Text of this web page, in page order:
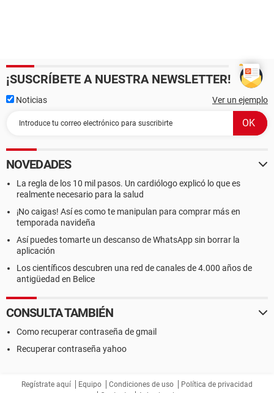
¡SUSCRÍBETE A NUESTRA NEWSLETTER!
Noticias Ver un ejemplo
NOVEDADES
La regla de los 10 mil pasos. Un cardiólogo explicó lo que es
realmente necesario para la salud
¡No caigas! Así es como te manipulan para comprar más en
temporada navideña
Así puedes tomarte un descanso de WhatsApp sin borrar la
aplicación
Los científicos descubren una red de canales de 4.000 años de
antigüedad en Belice
CONSULTA TAMBIÉN
Como recuperar contraseña de gmail
Recuperar contraseña yahoo
Regístrate aquí Equipo Condiciones de uso
Política de privacidad